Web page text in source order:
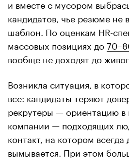
и вместе с мусором
кандидатов, чье резюме не
шаблон. По оценкам HR-
массовых позициях до
вообще не доходят до
Возникла ситуация, в
все: кандидаты теряют
рекрутеры — ориентацию в
компании — подходящих
контакт, на котором всегда
вымывается. При этом